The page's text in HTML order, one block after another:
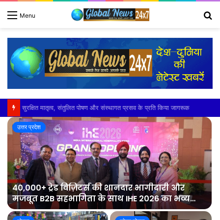
Menu
बारिश में भरभरा कर गिरा गरीब का आशियाना
उत्तर प्रदेश
40,000+ ट्रेड विज़िटर्स की शानदार भागीदारी और
मजबूत B2B सहभागिता के साथ IHE 2026 का भव्य
समापन